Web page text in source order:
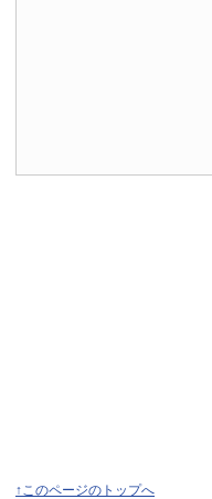
↑このページのトップへ